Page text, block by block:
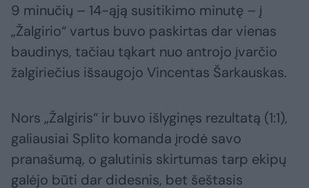
9 minučių – 14-ąją susitikimo minutę – į
„Žalgirio“ vartus buvo paskirtas dar vienas
baudinys, tačiau tąkart nuo antrojo įvarčio
žalgiriečius išsaugojo Vincentas Šarkauskas.
Nors „Žalgiris“ ir buvo išlyginęs rezultatą (1:1),
galiausiai Splito komanda įrodė savo
pranašumą, o galutinis skirtumas tarp ekipų
galėjo būti dar didesnis, bet šeštasis